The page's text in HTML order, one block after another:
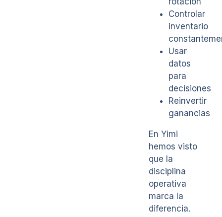
Controlar
inventario
Usar
datos
para
decisiones
Reinvertir
ganancias
En Yimi
hemos visto
que la
disciplina
operativa
marca la
diferencia.